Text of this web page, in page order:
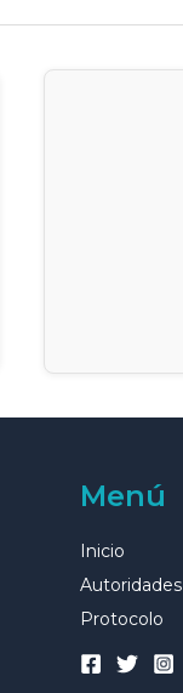
Menú
Inicio
Autoridades
Protocolo